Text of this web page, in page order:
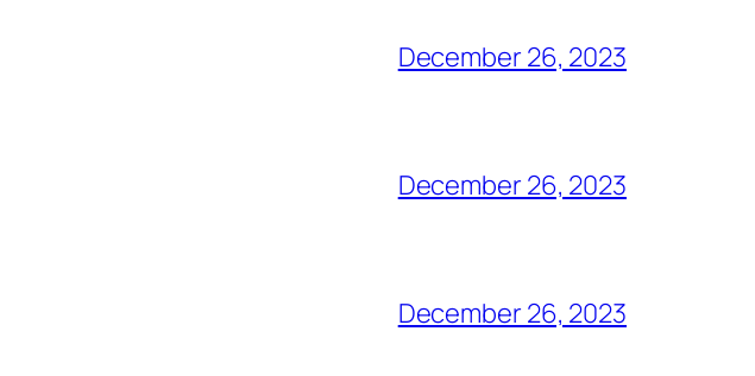
December 26, 2023
December 26, 2023
December 26, 2023